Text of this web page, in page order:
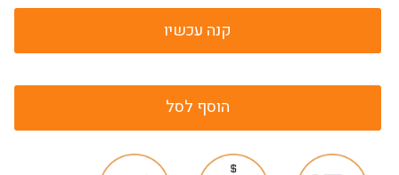
קנה עכשיו
הוסף לסל